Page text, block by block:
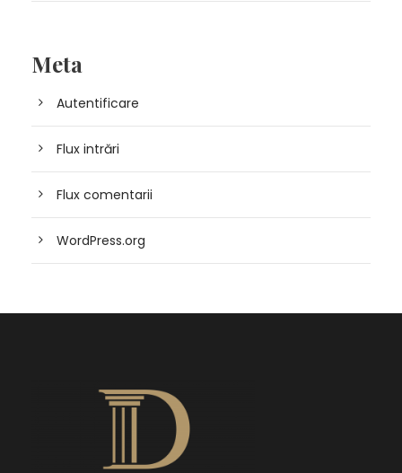
Meta
Autentificare
Flux intrări
Flux comentarii
WordPress.org